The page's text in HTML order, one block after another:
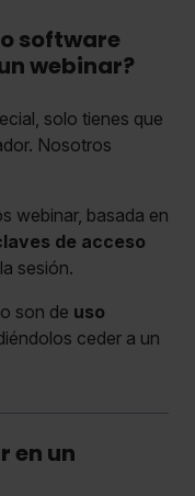
software
webinar?
solo tienes que
Nosotros
webinar, basada en
de acceso
sesión.
son de uso
ceder a un
en un